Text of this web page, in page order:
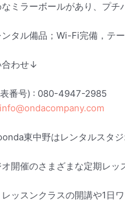
ミラーボールがあり、プチ
タル備品；Wi-Fi完備，テ
合わせ↓
番号) : 080-4947-2985
info@ondacompany.com
東中野はレンタルスタジ
開催のさまざまな定期レッ
レッスンクラスの開講や1日